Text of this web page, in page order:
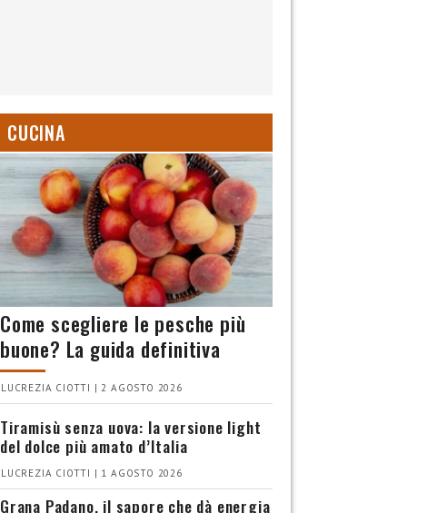
CUCINA
Come scegliere le pesche più
buone? La guida definitiva
LUCREZIA CIOTTI | 2 AGOSTO 2026
Tiramisù senza uova: la versione light
del dolce più amato d’Italia
LUCREZIA CIOTTI | 1 AGOSTO 2026
Grana Padano, il sapore che dà energia